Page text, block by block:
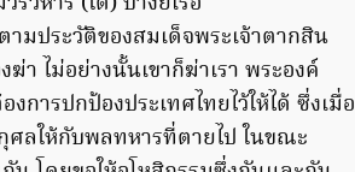
มประวัติของสมเด็จพระเจ้าตากสิน
ไม่อย่างนั้นเขาก็ฆ่าเรา พระองค์
ารปกป้องประเทศไทยไว้ให้ได้ ซึ่งเมื่อ
ศลให้กับพลทหารที่ตายไป ในขณะ